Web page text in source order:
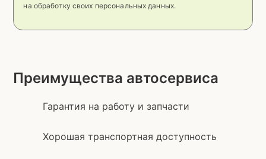
на обработку своих персональных данных.
Преимущества автосервиса
Гарантия на работу и запчасти
Хорошая транспортная доступность